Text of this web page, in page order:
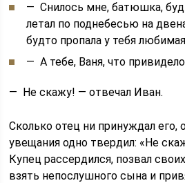
— Снилось мне, батюшка,
летал по поднебесью на
будто пропала у тебя
— А тебе, Ваня, что
— Не скажу! — отвечал Иван.
Сколько отец ни принуждал его,
увещания одно твердил: «Не
Купец рассердился, позвал
взять непослушного сына и